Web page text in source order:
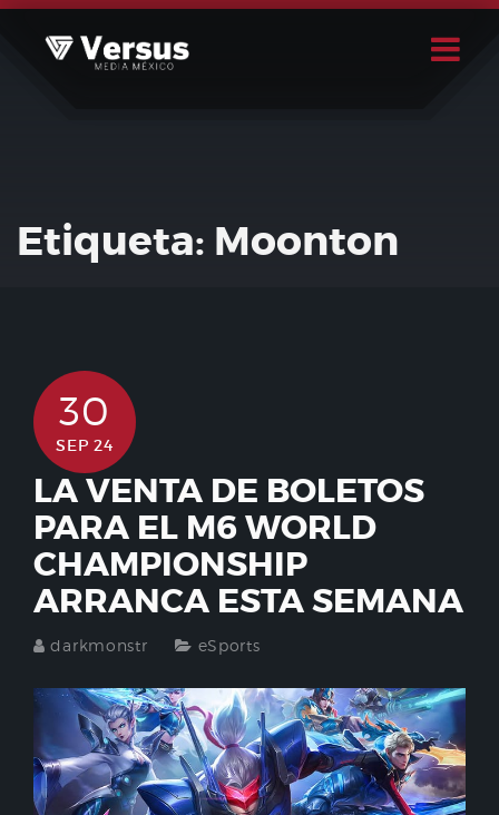
Skip
Etiqueta: Moonton
30
SEP 24
LA VENTA DE BOLETOS
PARA EL M6 WORLD
CHAMPIONSHIP
ARRANCA ESTA SEMANA
darkmonstr eSports